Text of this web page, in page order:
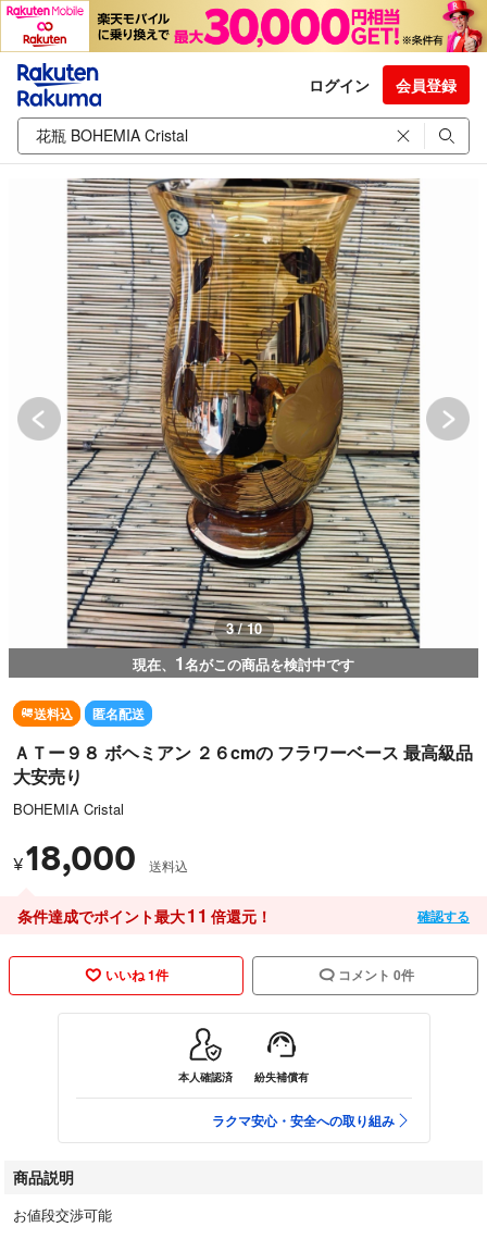
ログイン 会員登録
3 / 10
現在、 1名がこの商品を検討中です
送料込 匿名配送
ＡＴー９８ ボヘミアン ２６cmの フラワーベース 最高級品
大安売り
BOHEMIA Cristal
¥18,000 送料込
条件達成でポイント最大11 倍還元！ 確認する
いいね 1件 コメント 0件
本人確認済 紛失補償有
ラクマ安心・安全への取り組み
商品説明
お値段交渉可能